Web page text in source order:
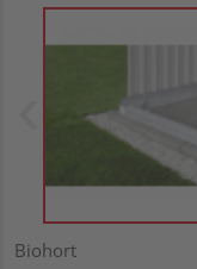
Biohort